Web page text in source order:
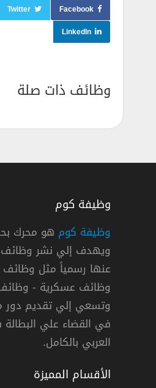
Facebook
Twitter
LinkedIn
وظائف ذات صلة
ضمان جودة تقنية المعلومات
دوام
وظيفة كوم
وظيفة كوم هو محرك
ويهدف إلي نشر وظائف
عنها رسمياً مثل
وظائف عسكرية -
وتسعي إلي تقديم
في القضاء علي
العربي بالكامل.
الأقسام المميزة